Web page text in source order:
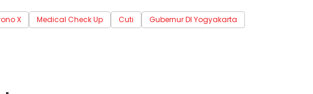
X Medical Check Up Cuti
Gubernur DI Yogyakarta